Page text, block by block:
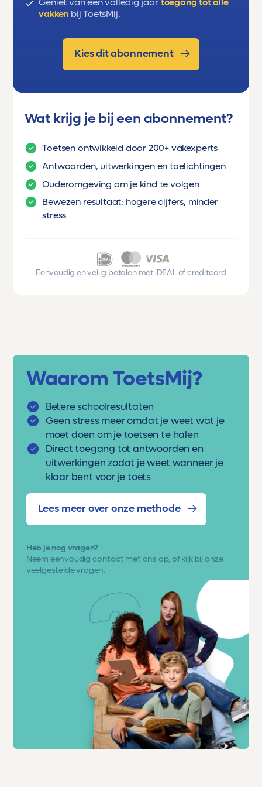
Geniet van een volledig jaar toegang tot alle
vakken bij ToetsMij.
Kies dit abonnement
Wat krijg je bij een abonnement?
Toetsen ontwikkeld door 200+ vakexperts
Antwoorden, uitwerkingen en toelichtingen
Ouderomgeving om je kind te volgen
Bewezen resultaat: hogere cijfers, minder
stress
Eenvoudig en veilig betalen met iDEAL of creditcard
Waarom ToetsMij?
Betere schoolresultaten
Geen stress meer omdat je weet wat je
moet doen om je toetsen te halen
Direct toegang tot antwoorden en
uitwerkingen zodat je weet wanneer je
klaar bent voor je toets
Lees meer over onze methode
Heb je nog vragen?
Neem eenvoudig contact met ons op, of kijk bij onze
veelgestelde vragen.